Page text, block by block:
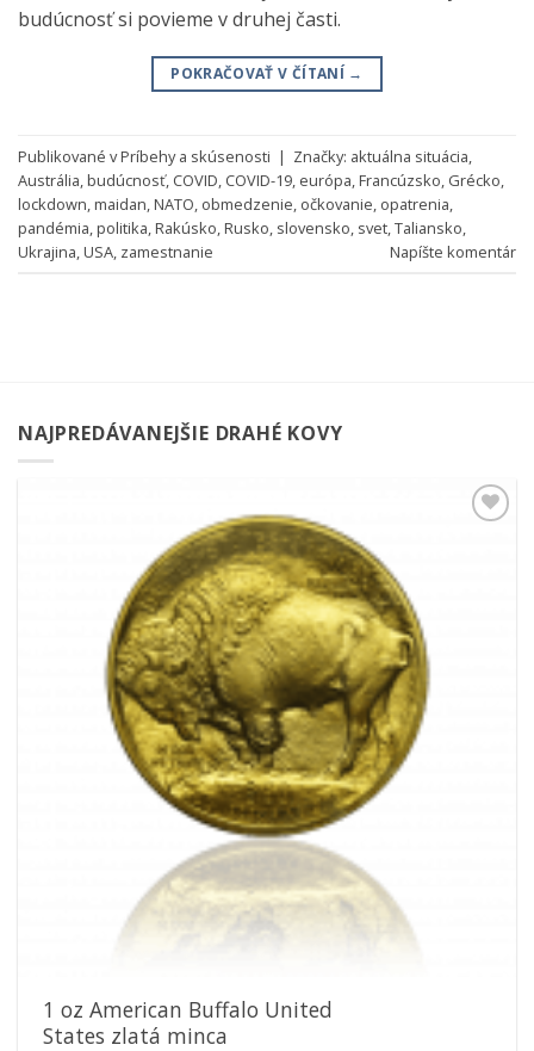
budúcnosť si povieme v druhej časti.
POKRAČOVAŤ V ČÍTANÍ →
Publikované vPríbehy a skúsenosti | Značky: aktuálna situácia
Austrália budúcnosť, COVID COVID-19 európa Francúzsko Grécko
lockdown maidan NATO obmedzenie očkovanie opatrenia
pandémia politika Rakúsko Rusko slovensko svet Taliansko
Ukrajina USA zamestnanie Napíšte komentár
NAJPREDÁVANEJŠIE DRAHÉ KOVY
1 oz American Buffalo United
States zlatá minca